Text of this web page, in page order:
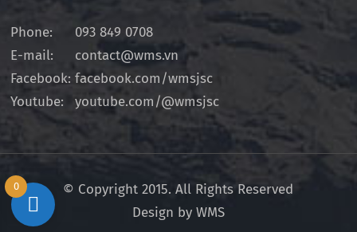
Phone:
093 849 0708
E-mail:
contact@wms.vn
Facebook: facebook.com/wmsjsc
Youtube:
youtube.com/@wmsjsc
© Copyright 2015. All Rights Reserved
Design by WMS
0